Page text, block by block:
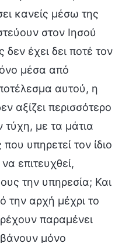
κανείς μέσω της
στον Ιησού
έχει δει ποτέ τον
μέσα από
αυτού, η
αξίζει περισσότερο
με τα μάτια
υπηρετεί τον ίδιο
επιτευχθεί,
την υπηρεσία; Και
την αρχή μέχρι το
παραμένει
μόνο